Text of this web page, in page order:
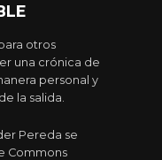
otros
una crónica de
personal y
la salida.
Pereda se
Commons